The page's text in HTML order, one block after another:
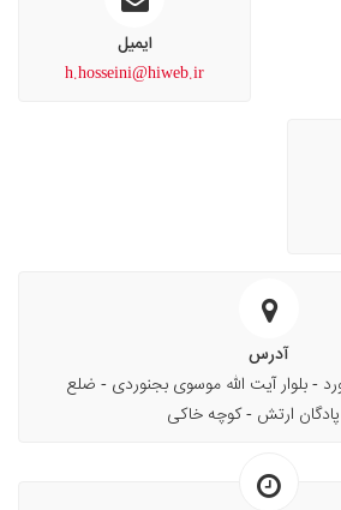
ایمیل
h.hosseini@hiweb.ir
آدرس
- بلوار آیت الله موسوی بجنوردی - ضلع
ارتش - کوچه خاکی